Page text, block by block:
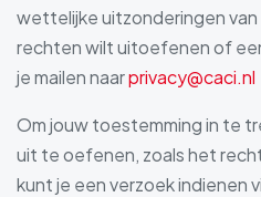
wettelijke uitzonderingen van
rechten wilt uitoefenen of
je mailen naarprivacy@caci.nl
Om jouw toestemming in te
uit te oefenen, zoals het
kunt je een verzoek indienen